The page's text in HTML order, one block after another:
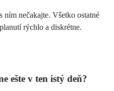
ním nečakajte. Všetko ostatné
rýchlo a diskrétne.
ešte v ten istý deň?